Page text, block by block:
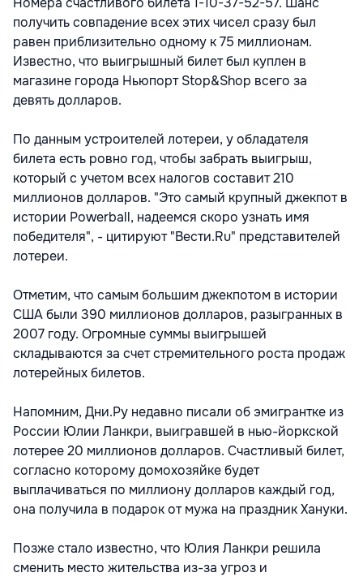
получить совпадение всех этих чисел сразу был
равен приблизительно одному к 75 миллионам.
Известно, что выигрышный билет был куплен в
магазине города Ньюпорт Stop&Shop всего за
девять долларов.
По данным устроителей лотереи, у обладателя
билета есть ровно год, чтобы забрать выигрыш,
который с учетом всех налогов составит 210
миллионов долларов. "Это самый крупный джекпот в
истории Powerball, надеемся скоро узнать имя
победителя", - цитируют "Вести.Ru" представителей
лотереи.
Отметим, что самым большим джекпотом в истории
США были 390 миллионов долларов, разыгранных в
2007 году. Огромные суммы выигрышей
складываются за счет стремительного роста продаж
лотерейных билетов.
Напомним, Дни.Ру недавно писали об эмигрантке из
России Юлии Ланкри, выигравшей в нью-йоркской
лотерее 20 миллионов долларов. Счастливый билет,
согласно которому домохозяйке будет
выплачиваться по миллиону долларов каждый год,
она получила в подарок от мужа на праздник Хануки.
Позже стало известно, что Юлия Ланкри решила
сменить место жительства из-за угроз и